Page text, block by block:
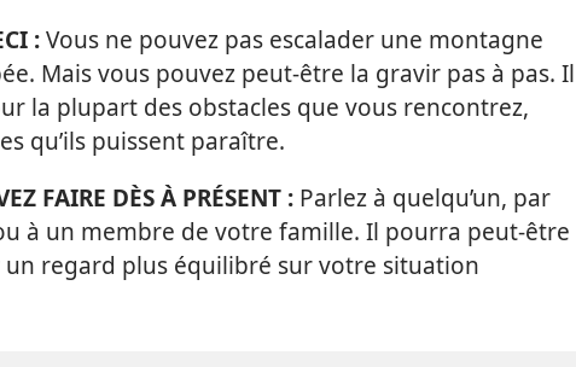
:Vous ne pouvez pas escalader une montagne
Mais vous pouvez peut-être la gravir pas à pas. Il
la plupart des obstacles que vous rencontrez,
qu’ils puissent paraître.
FAIRE DÈS À PRÉSENT : Parlez à quelqu’un, par
à un membre de votre famille. Il pourra peut-être
regard plus équilibré sur votre situation